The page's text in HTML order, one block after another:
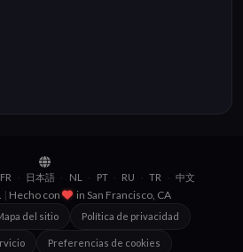
FR · 日本語 · NL · PT · RU · TR · 中文
| Hecho con inBrooklyn, NYC
del sitio Política de privacidad
Preferencias de cookies